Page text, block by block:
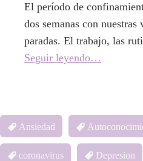
El período de
dos semanas con
paradas. El trabajo, las
Seguir leyendo…
Ansiedad
coronavirus Depresion